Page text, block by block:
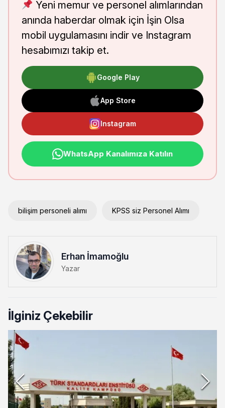
Yeni memur ve personel alımlarından
anında haberdar olmak için İşin Olsa
mobil uygulamasını indir ve Instagram
hesabımızı takip et.
Google Play
App Store
Instagram
WhatsApp Kanalımıza Katılın
bilişim personeli alımı KPSS siz Personel Alımı
Erhan İmamoğlu
Yazar
İlginiz Çekebilir